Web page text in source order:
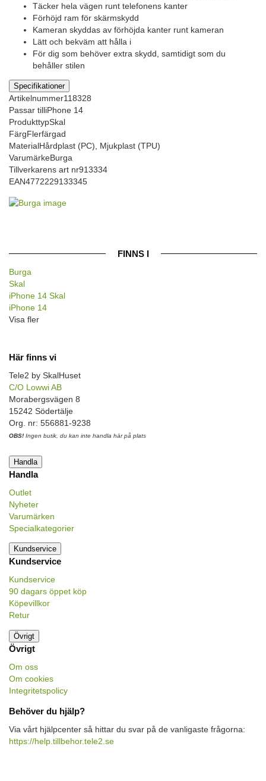
Täcker hela vägen runt telefonens kanter
Förhöjd ram för skärmskydd
Kameran skyddas av förhöjda kanter runt kameran
Lätt och bekväm att hålla i
För dig som behöver extra skydd, samtidigt som du
behåller stilen
Specifikationer
Artikelnummer118328
Passar tilliPhone 14
ProdukttypSkal
FärgFlerfärgad
MaterialHårdplast (PC), Mjukplast (TPU)
VarumärkeBurga
Tillverkarens art nr913334
EAN4772229133345
FINNS I
Burga
Skal
iPhone 14 Skal
iPhone 14
Visa fler
Här finns vi
Tele2 by SkalHuset
C/O Lowwi AB
Morabergsvägen 8
15242 Södertälje
Org. nr: 556881-9238
OBS! Ingen butik, du kan inte handla här på plats
Handla
Handla
Outlet
Nyheter
Varumärken
Specialkategorier
Kundservice
Kundservice
Kundservice
90 dagars öppet köp
Köpevillkor
Retur
Övrigt
Övrigt
Om oss
Om cookies
Integritetspolicy
Behöver du hjälp?
Via vårt hjälpcenter så hittar du svar på de vanligaste frågorna:
https://help.tillbehor.tele2.se